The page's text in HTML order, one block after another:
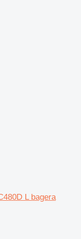
L bagera